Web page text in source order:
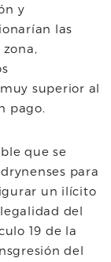
y
las
superior al
pago.
que se
para
un ilícito
del
19 de la
del